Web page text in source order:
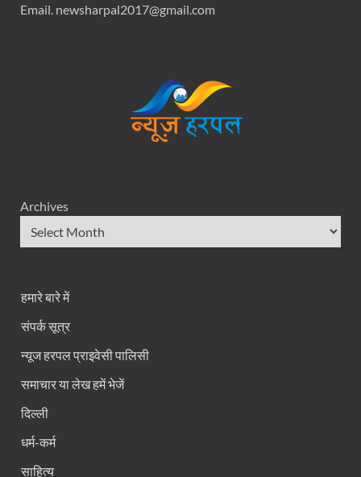
Email. newsharpal2017@gmail.com
Archives
हमारे बारे में
संपर्क सूत्र
न्यूज हरपल प्राइवेसी पालिसी
समाचार या लेख हमें भेजें
दिल्ली
धर्म-कर्म
साहित्य